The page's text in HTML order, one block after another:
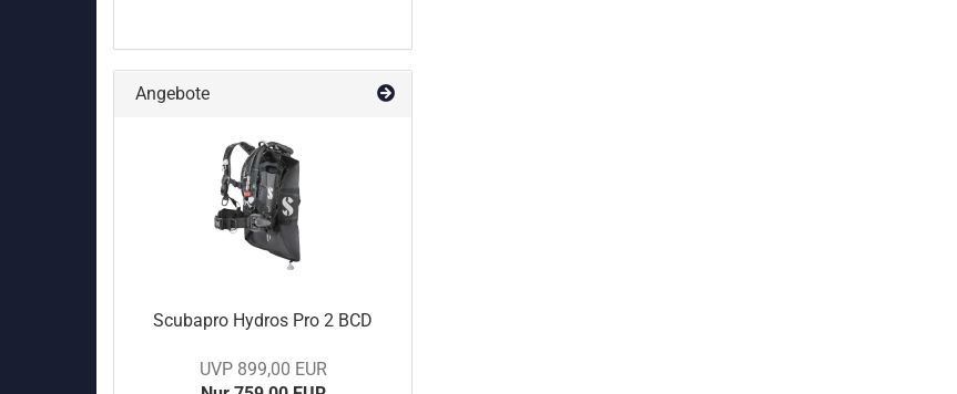
Angebote
Scubapro Hydros Pro 2 BCD
UVP 899,00 EUR